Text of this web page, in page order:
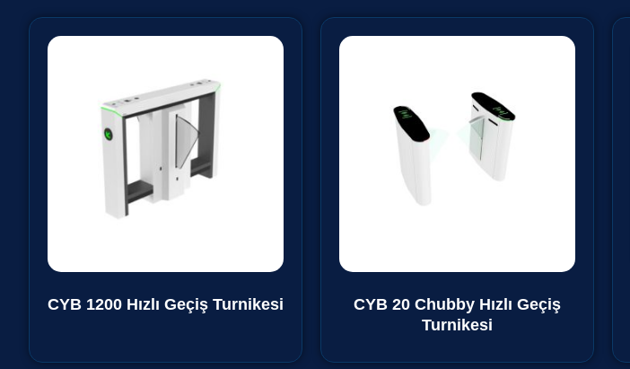
CYB 1200 Hızlı Geçiş Turnikesi
CYB 20 Chubby Hızlı Geçiş
Turnikesi